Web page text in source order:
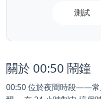
測試
關於 00:50 鬧鐘
00:50 位於夜間時段——常